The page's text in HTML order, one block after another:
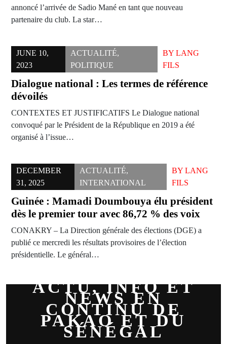
annoncé l’arrivée de Sadio Mané en tant que nouveau
partenaire du club. La star…
JUNE 10,
2023
ACTUALITÉ,
POLITIQUE
BY LANG
FILS
Dialogue national : Les termes de référence
dévoilés
CONTEXTES ET JUSTIFICATIFS Le Dialogue national
convoqué par le Président de la République en 2019 a été
organisé à l’issue…
DECEMBER
31, 2025
ACTUALITÉ,
INTERNATIONAL
BYLANG
FILS
Guinée : Mamadi Doumbouya élu président
dès le premier tour avec 86,72 % des voix
CONAKRY – La Direction générale des élections (DGE) a
publié ce mercredi les résultats provisoires de l’élection
présidentielle. Le général…
ACTU, INFO ET
NEWS EN
CONTINU DE
PAKAO ET DU
SÉNÉGAL